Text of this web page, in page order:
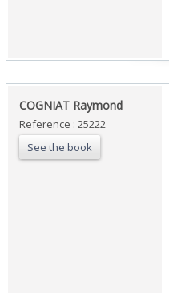
‎COGNIAT Raymond‎
Reference : 25222
See the book